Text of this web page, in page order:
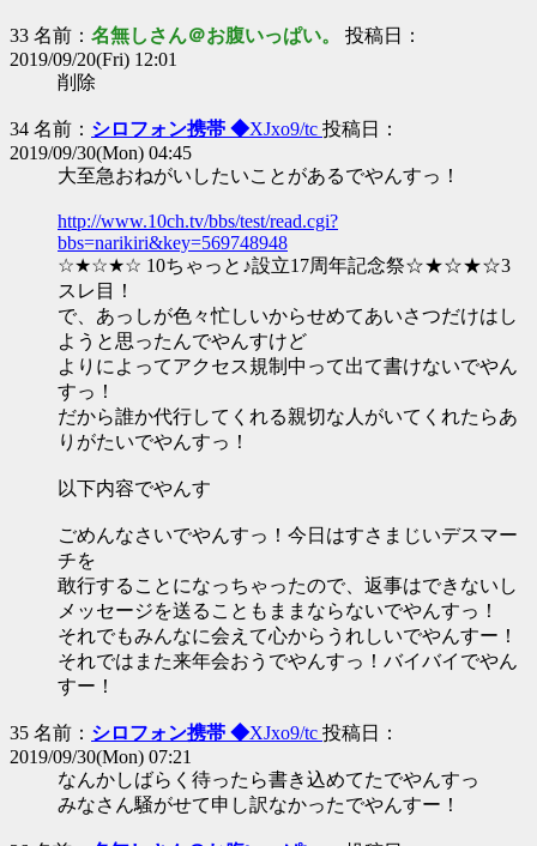
33 名前： 名無しさん＠お腹いっぱい。 投稿日：
2019/09/20(Fri) 12:01
削除
34 名前： シロフォン携帯 ◆XJxo9/tc 投稿日：
2019/09/30(Mon) 04:45
大至急おねがいしたいことがあるでやんすっ！
http://www.10ch.tv/bbs/test/read.cgi?
bbs=narikiri&key=569748948
☆★☆★☆ 10ちゃっと♪設立17周年記念祭☆★☆★☆3
スレ目！
で、あっしが色々忙しいからせめてあいさつだけはし
ようと思ったんでやんすけど
よりによってアクセス規制中って出て書けないでやん
すっ！
だから誰か代行してくれる親切な人がいてくれたらあ
りがたいでやんすっ！
以下内容でやんす
ごめんなさいでやんすっ！今日はすさまじいデスマー
チを
敢行することになっちゃったので、返事はできないし
メッセージを送ることもままならないでやんすっ！
それでもみんなに会えて心からうれしいでやんすー！
それではまた来年会おうでやんすっ！バイバイでやん
すー！
35 名前： シロフォン携帯 ◆XJxo9/tc 投稿日：
2019/09/30(Mon) 07:21
なんかしばらく待ったら書き込めてたでやんすっ
みなさん騒がせて申し訳なかったでやんすー！